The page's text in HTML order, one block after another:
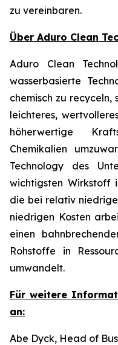
zu vereinbaren.
Über Aduro Clean
Aduro Clean
wasserbasierte
chemisch zu recyceln,
leichteres,
höherwertige
Chemikalien
Technology des
wichtigsten Wirkstoff
die bei relativ
niedrigen Kosten
einen
Rohstoffe in
umwandelt.
Für weitere
an:
Abe Dyck, Head of